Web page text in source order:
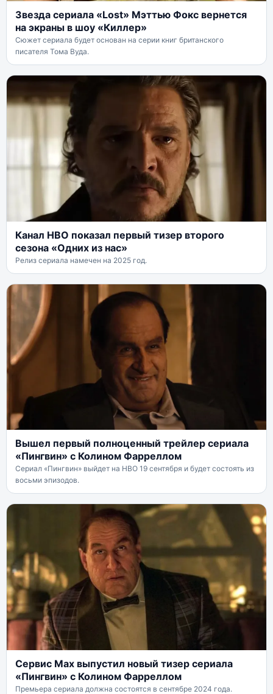
Звезда сериала «Lost» Мэттью Фокс вернется
на экраны в шоу «Киллер»
Сюжет сериала будет основан на серии книг британского
писателя Тома Вуда.
Канал HBO показал первый тизер второго
сезона «Одних из нас»
Релиз сериала намечен на 2025 год.
Вышел первый полноценный трейлер сериала
«Пингвин» с Колином Фарреллом
Сериал «Пингвин» выйдет на HBO 19 сентября и будет состоять из
восьми эпизодов.
Сервис Max выпустил новый тизер сериала
«Пингвин» с Колином Фарреллом
Премьера сериала должна состоятся в сентябре 2024 года.